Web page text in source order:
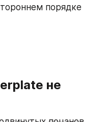
порядке
не